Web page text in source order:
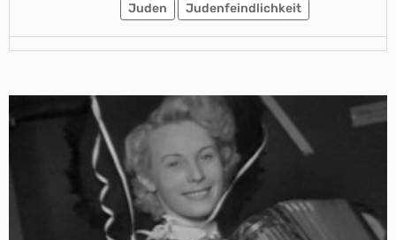
Juden
Judenfeindlichkeit